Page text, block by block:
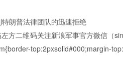
朗普法律团队的迅速拒绝
方二维码关注新浪军事官方微信（sin
top:2pxsolid#000;margin-top: